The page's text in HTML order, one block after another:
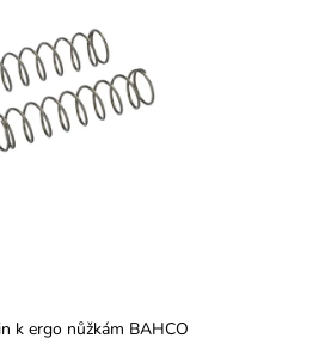
k ergo nůžkám BAHCO